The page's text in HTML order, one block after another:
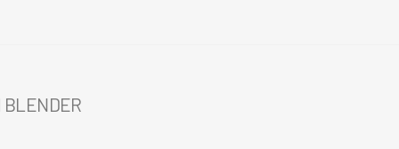
BLENDER